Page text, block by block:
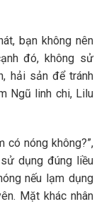
bạn không nên
đó, không sử
hải sản để tránh
Ngũ linh chi, Lilu
có nóng không?”,
dụng đúng liều
nếu lạm dụng
Mặt khác nhân